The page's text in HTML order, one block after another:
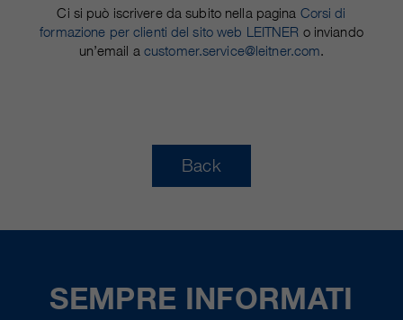
Ci si può iscrivere da subito nella pagina Corsi di
formazione per clienti del sito web LEITNER o inviando
un’email a customer.service@leitner.com.
Back
SEMPRE INFORMATI